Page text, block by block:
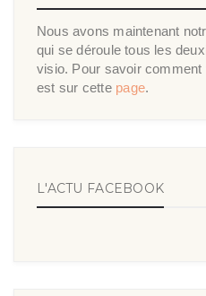
Nous avons maintenant
qui se déroule tous les
visio. Pour savoir
est sur cette page.
L'ACTU FACEBOOK